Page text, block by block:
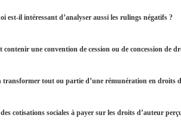
est-il intéressant d’analyser aussi les rulings négatifs ?
une convention de cession ou de concession de
tout ou partie d’une rémunération en droits
cotisations sociales à payer sur les droits d’auteur